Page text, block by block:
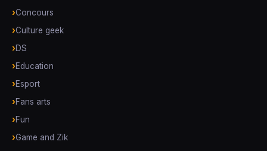
Concours
Culture geek
DS
Education
Esport
Fans arts
Fun
Game and Zik